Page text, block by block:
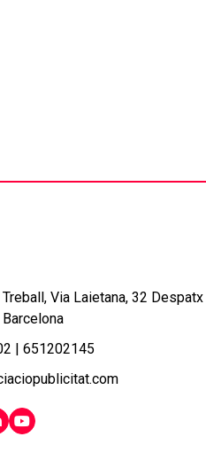
Via Laietana, 32 Despatx
| 651202145